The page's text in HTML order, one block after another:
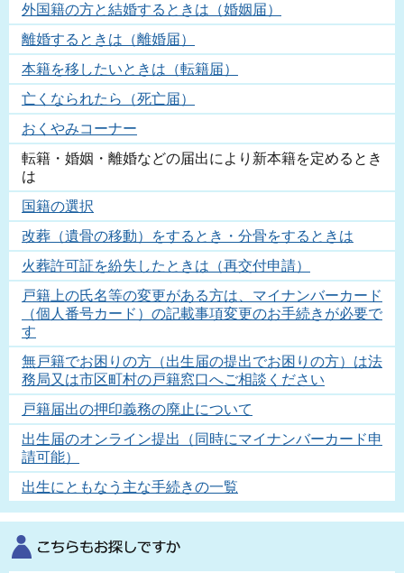
外国籍の方と結婚するときは（婚姻届）
離婚するときは（離婚届）
本籍を移したいときは（転籍届）
亡くなられたら（死亡届）
おくやみコーナー
転籍・婚姻・離婚などの届出により新本籍を定めるとき
は
国籍の選択
改葬（遺骨の移動）をするとき・分骨をするときは
火葬許可証を紛失したときは（再交付申請）
戸籍上の氏名等の変更がある方は、マイナンバーカード
（個人番号カード）の記載事項変更のお手続きが必要で
す
無戸籍でお困りの方（出生届の提出でお困りの方）は法
務局又は市区町村の戸籍窓口へご相談ください
戸籍届出の押印義務の廃止について
出生届のオンライン提出（同時にマイナンバーカード申
請可能）
出生にともなう主な手続きの一覧